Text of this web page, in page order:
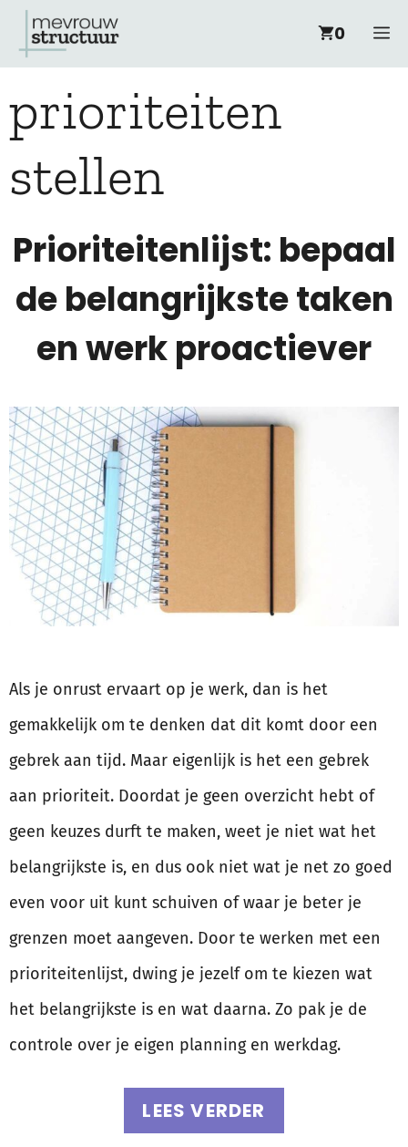
naar
inhoud
0
prioriteiten
stellen
Prioriteitenlijst: bepaal
de belangrijkste taken
en werk proactiever
Als je onrust ervaart op je werk, dan is het
gemakkelijk om te denken dat dit komt door een
gebrek aan tijd. Maar eigenlijk is het een gebrek
aan prioriteit. Doordat je geen overzicht hebt of
geen keuzes durft te maken, weet je niet wat het
belangrijkste is, en dus ook niet wat je net zo goed
even voor uit kunt schuiven of waar je beter je
grenzen moet aangeven. Door te werken met een
prioriteitenlijst, dwing je jezelf om te kiezen wat
het belangrijkste is en wat daarna. Zo pak je de
controle over je eigen planning en werkdag.
LEES VERDER